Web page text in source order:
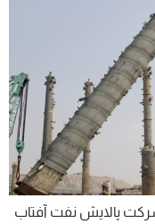
پالایش نفت آفتاب